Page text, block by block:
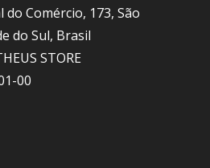
do Comércio, 173, São
do Sul, Brasil
STORE
00